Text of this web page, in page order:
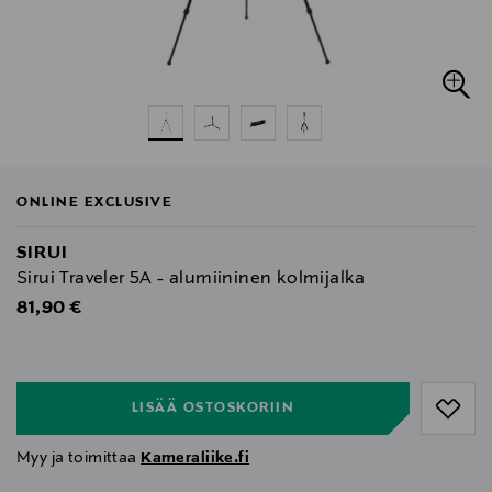
ONLINE EXCLUSIVE
SIRUI
Sirui Traveler 5A - alumiininen kolmijalka
Original Price
81,90 €
LISÄÄ OSTOSKORIIN
Myy ja toimittaa Kameraliike.fi